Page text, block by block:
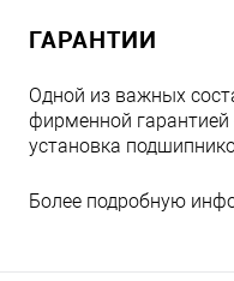
ГАРАНТИИ
Одной из важных
фирменной
установка
Более подробную